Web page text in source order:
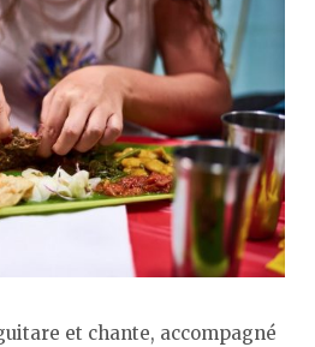
et chante, accompagné